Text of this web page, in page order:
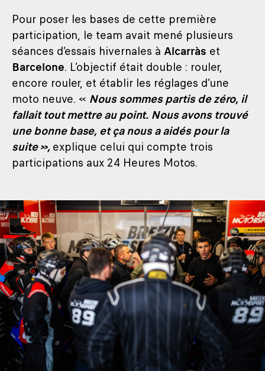
Pour poser les bases de cette première
participation, le team avait mené plusieurs
séances d’essais hivernales à Alcarràs et
Barcelone. L’objectif était double : rouler,
encore rouler, et établir les réglages d’une
moto neuve. « Nous sommes partis de zéro, il
fallait tout mettre au point. Nous avons trouvé
une bonne base, et ça nous a aidés pour la
suite »,explique celui qui compte trois
participations aux 24 Heures Motos.